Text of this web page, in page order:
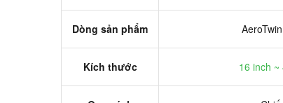
Dòng sản phẩm
Kích thước 16 inch ~